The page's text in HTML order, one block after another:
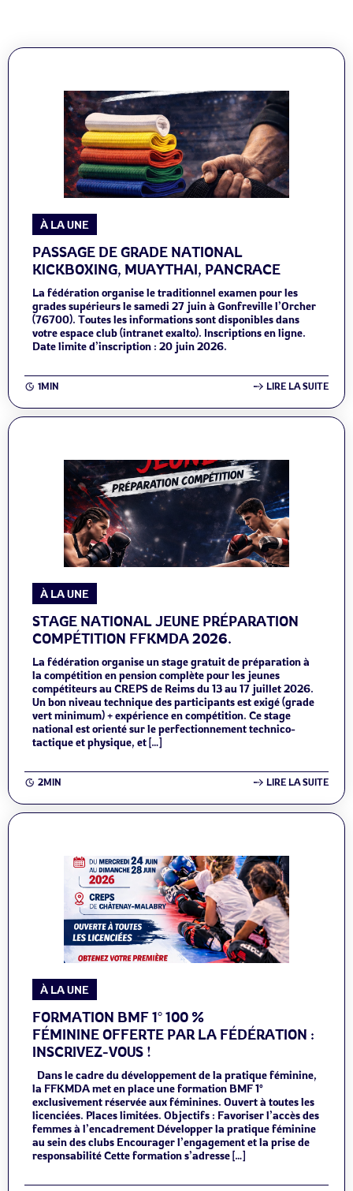
À LA UNE
PASSAGE DE GRADE NATIONAL
KICKBOXING, MUAYTHAI, PANCRACE
La fédération organise le traditionnel examen pour les
grades supérieurs le samedi 27 juin à Gonfreville l’Orcher
(76700). Toutes les informations sont disponibles dans
votre espace club (intranet exalto). Inscriptions en ligne.
Date limite d’inscription : 20 juin 2026.
1MIN LIRE LA SUITE
À LA UNE
STAGE NATIONAL JEUNE PRÉPARATION
COMPÉTITION FFKMDA 2026.
La fédération organise un stage gratuit de préparation à
la compétition en pension complète pour les jeunes
compétiteurs au CREPS de Reims du 13 au 17 juillet 2026.
Un bon niveau technique des participants est exigé (grade
vert minimum) + expérience en compétition. Ce stage
national est orienté sur le perfectionnement technico-
tactique et physique, et […]
2MIN LIRE LA SUITE
À LA UNE
FORMATION BMF 1° 100 %
FÉMININE OFFERTE PAR LA FÉDÉRATION :
INSCRIVEZ-VOUS !
Dans le cadre du développement de la pratique féminine,
la FFKMDA met en place une formation BMF 1°
exclusivement réservée aux féminines. Ouvert à toutes les
licenciées. Places limitées. Objectifs : Favoriser l’accès des
femmes à l’encadrement Développer la pratique féminine
au sein des clubs Encourager l’engagement et la prise de
responsabilité Cette formation s’adresse […]